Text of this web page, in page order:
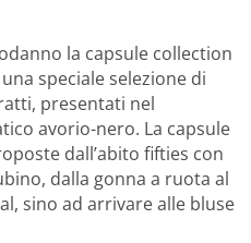
la capsule collection
speciale selezione di
presentati nel
avorio-nero. La capsule
dall’abito fifties con
dalla gonna a ruota al
sino ad arrivare alle bluse